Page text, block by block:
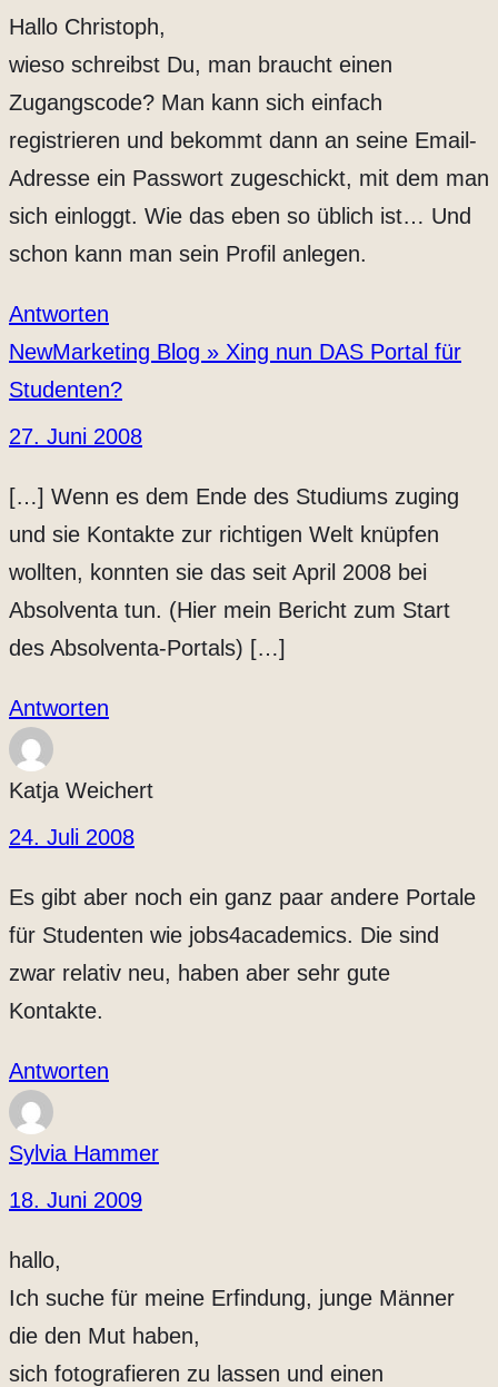
Hallo Christoph,
wieso schreibst Du, man braucht einen
Zugangscode? Man kann sich einfach
registrieren und bekommt dann an seine Email-
Adresse ein Passwort zugeschickt, mit dem man
sich einloggt. Wie das eben so üblich ist… Und
schon kann man sein Profil anlegen.
Antworten
NewMarketing Blog » Xing nun DAS Portal für
Studenten?
27. Juni 2008
[…] Wenn es dem Ende des Studiums zuging
und sie Kontakte zur richtigen Welt knüpfen
wollten, konnten sie das seit April 2008 bei
Absolventa tun. (Hier mein Bericht zum Start
des Absolventa-Portals) […]
Antworten
Katja Weichert
24. Juli 2008
Es gibt aber noch ein ganz paar andere Portale
für Studenten wie jobs4academics. Die sind
zwar relativ neu, haben aber sehr gute
Kontakte.
Antworten
Sylvia Hammer
18. Juni 2009
hallo,
Ich suche für meine Erfindung, junge Männer
die den Mut haben,
sich fotografieren zu lassen und einen